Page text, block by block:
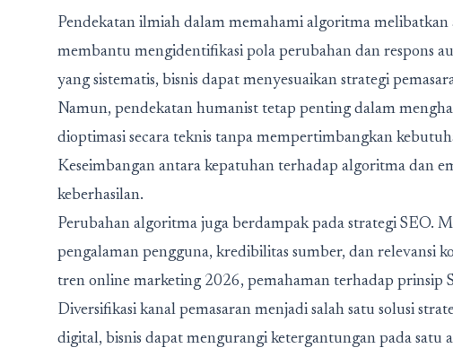
Pendekatan ilmiah dalam memahami algoritma
membantu mengidentifikasi pola perubahan dan respons
yang sistematis, bisnis dapat menyesuaikan strategi
Namun, pendekatan humanist tetap penting dalam
dioptimasi secara teknis tanpa mempertimbangkan
Keseimbangan antara kepatuhan terhadap algoritma dan
keberhasilan.
Perubahan algoritma juga berdampak pada strategi SEO.
pengalaman pengguna, kredibilitas sumber, dan relevansi
tren online marketing 2026, pemahaman terhadap prinsip
Diversifikasi kanal pemasaran menjadi salah satu solusi
digital, bisnis dapat mengurangi ketergantungan pada